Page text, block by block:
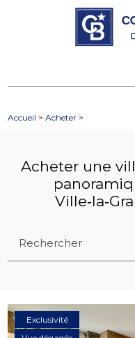
Accueil >Acheter >
Acheter une
Rechercher
Exclusivité
Panneau de gestion des